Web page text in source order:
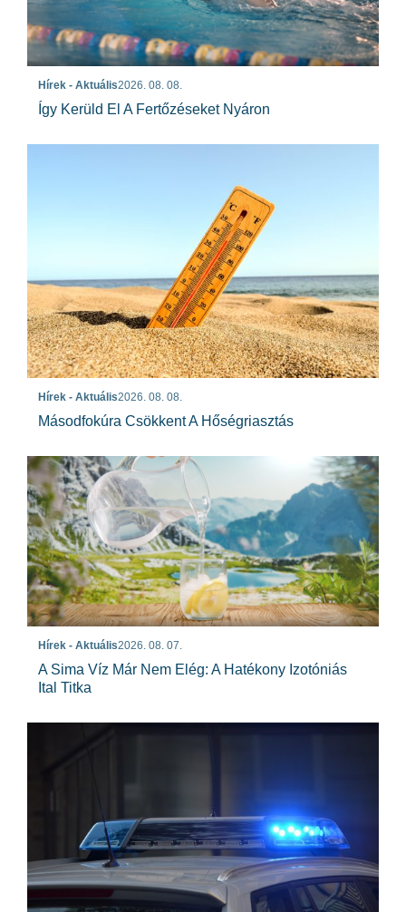
Hírek - Aktuális2026. 08. 08.
Így Kerüld El A Fertőzéseket Nyáron
Hírek - Aktuális2026. 08. 08.
Másodfokúra Csökkent A Hőségriasztás
Hírek - Aktuális2026. 08. 07.
A Sima Víz Már Nem Elég: A Hatékony Izotóniás
Ital Titka